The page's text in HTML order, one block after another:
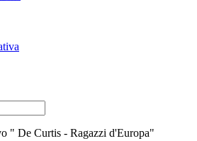
" De Curtis - Ragazzi d'Europa"